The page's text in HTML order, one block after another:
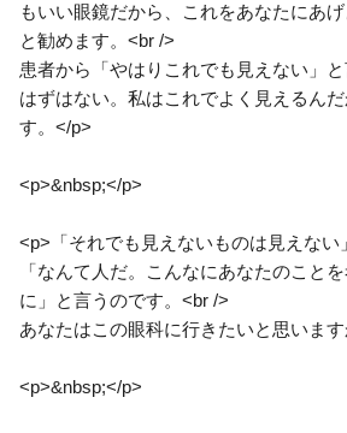
もいい眼鏡だから、これをあなたにあ
と勧めます。<br />
患者から「やはりこれでも見えない」
はずはない。私はこれでよく見えるん
す。</p>
<p>&nbsp;</p>
<p>「それでも見えないものは見えない
「なんて人だ。こんなにあなたのこと
に」と言うのです。<br />
あなたはこの眼科に行きたいと思いま
<p>&nbsp;</p>